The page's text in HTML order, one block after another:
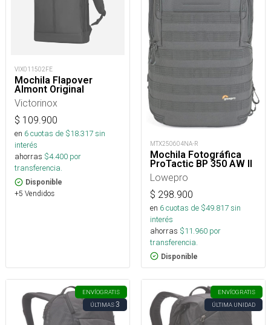
VIX011502FE
Mochila Flapover
Almont Original
Victorinox
$ 109.900
en 6cuotas de $18.317sin
interés
ahorras $4.400 por
transferencia.
Disponible
+5 Vendidos
MTX250604NA-R
Mochila Fotográfica
ProTactic BP 350 AW II
Lowepro
$ 298.900
en 6cuotas de $49.817sin
interés
ahorras $11.960 por
transferencia.
Disponible
ENVÍOGRATIS
ÚLTIMAS3
ENVÍOGRATIS
ÚLTIMA UNIDAD